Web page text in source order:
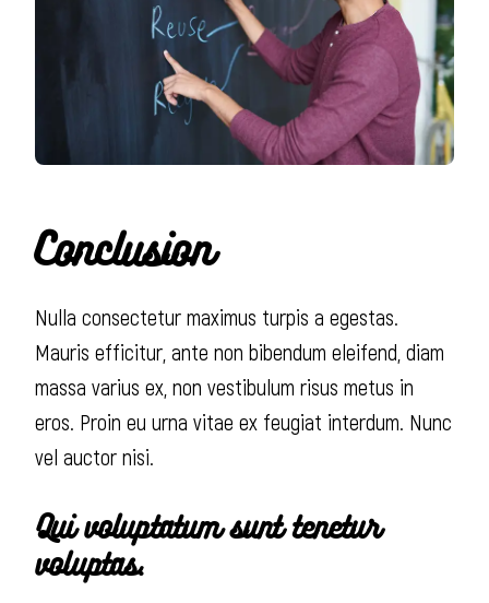
Conclusion
Nulla consectetur maximus turpis a egestas.
Mauris efficitur, ante non bibendum eleifend, diam
massa varius ex, non vestibulum risus metus in
eros. Proin eu urna vitae ex feugiat interdum. Nunc
vel auctor nisi.
Qui voluptatum sunt tenetur
voluptas.